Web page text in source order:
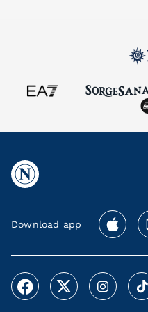
Download app